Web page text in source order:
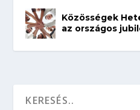
Közösségek
az országos